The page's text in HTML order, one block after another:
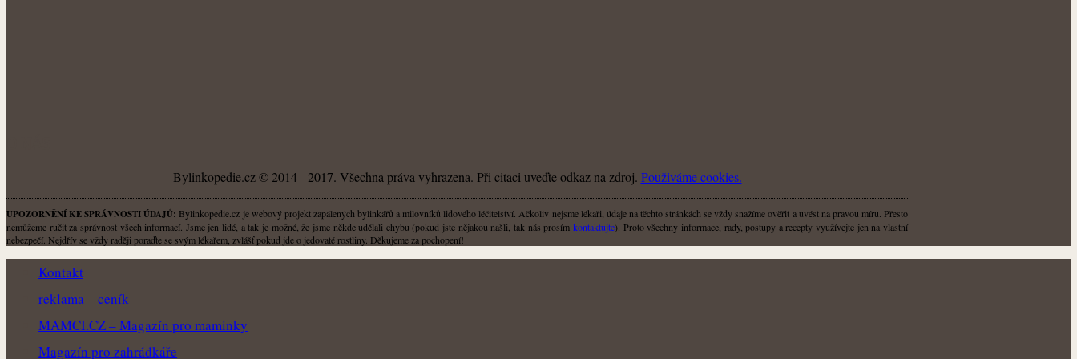
Bylinkopedie.cz © 2014 - 2017. Všechna práva vyhrazena. Při citaci uveďte odkaz na zdroj. Použiváme cookies.
UPOZORNĚNÍ KE SPRÁVNOSTI ÚDAJŮ: Bylinkopedie.cz je webový projekt zapálených bylinkářů a milovníků lidového léčitelství. Ačkoliv nejsme lékaři, údaje na těchto stránkách se vždy snažíme ověřit a uvést na pravou míru. Přesto
nemůžeme ručit za správnost všech informací. Jsme jen lidé, a tak je možné, že jsme někde udělali chybu (pokud jste nějakou našli, tak nás prosím kontaktujte). Proto všechny informace, rady, postupy a recepty využívejte jen na vlastní
nebezpečí. Nejdřív se vždy raději poraďte se svým lékařem, zvlášť pokud jde o jedovaté rostliny. Děkujeme za pochopení!
Kontakt
reklama – ceník
MAMCI.CZ – Magazín pro maminky
Magazín pro zahrádkáře